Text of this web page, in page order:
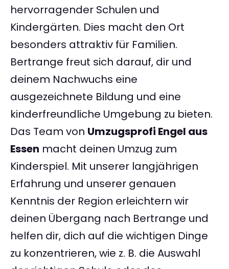
hervorragender Schulen und
Kindergärten. Dies macht den Ort
besonders attraktiv für Familien.
Bertrange freut sich darauf, dir und
deinem Nachwuchs eine
ausgezeichnete Bildung und eine
kinderfreundliche Umgebung zu bieten.
Das Team von Umzugsprofi Engel aus
Essen macht deinen Umzug zum
Kinderspiel. Mit unserer langjährigen
Erfahrung und unserer genauen
Kenntnis der Region erleichtern wir
deinen Übergang nach Bertrange und
helfen dir, dich auf die wichtigen Dinge
zu konzentrieren, wie z. B. die Auswahl